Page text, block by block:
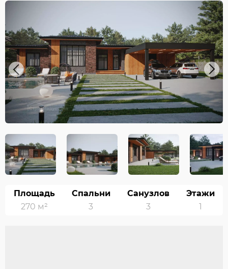
0
Вход/Регистрация
Previous Next
Площадь
270 м²
Спальни
3
Санузлов
3
Этажи
1